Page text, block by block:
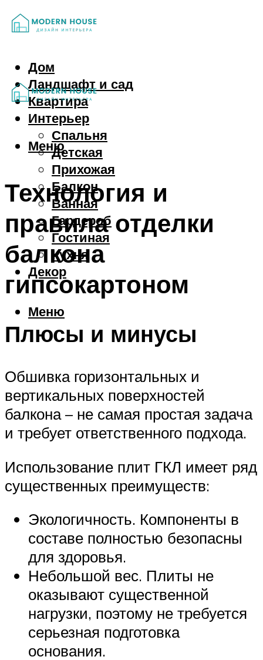
Дом
Ландшафт и сад
Квартира
Интерьер
Спальня
Детская
Прихожая
Балкон
Ванная
Гардероб
Гостиная
Кухня
Декор
Меню
Меню
Технология и
правила отделки
балкона
гипсокартоном
Плюсы и минусы
Обшивка горизонтальных и
вертикальных поверхностей
балкона – не самая простая задача
и требует ответственного подхода.
Использование плит ГКЛ имеет ряд
существенных преимуществ:
Экологичность. Компоненты в
составе полностью безопасны
для здоровья.
Небольшой вес. Плиты не
оказывают существенной
нагрузки, поэтому не требуется
серьезная подготовка
основания.